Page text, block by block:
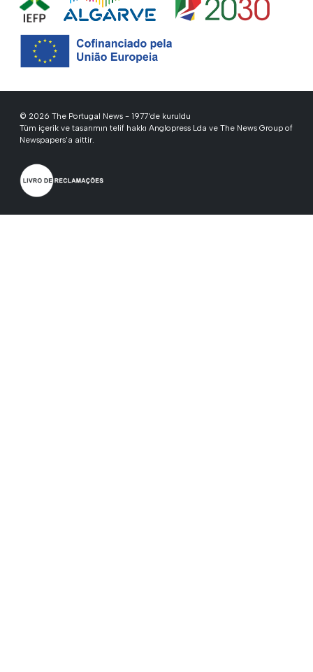
© 2026 The Portugal News - 1977'de kuruldu
Tüm içerik ve tasarımın telif hakkı Anglopress Lda ve The News Group of
Newspapers'a aittir.